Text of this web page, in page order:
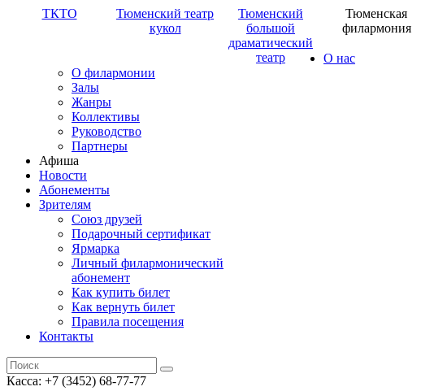
ТКТО
Тюменский театр
кукол
Тюменский
большой
драматический
театр
Тюменская
филармония
О нас
О филармонии
Залы
Жанры
Коллективы
Руководство
Партнеры
Афиша
Новости
Абонементы
Зрителям
Союз друзей
Подарочный сертификат
Ярмарка
Личный филармонический
абонемент
Как купить билет
Как вернуть билет
Правила посещения
Контакты
Касса: +7 (3452) 68-77-77